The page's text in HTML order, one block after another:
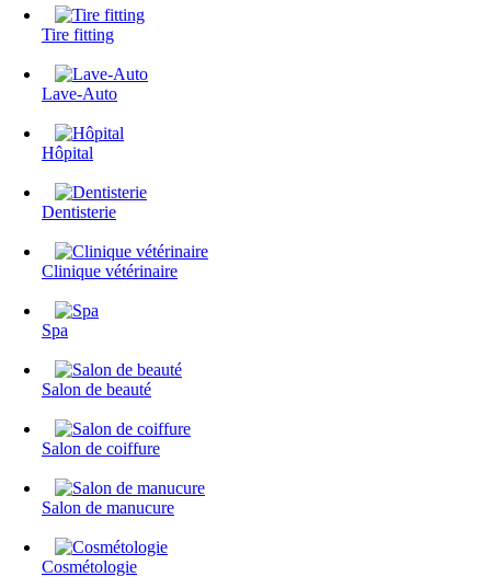
Tire fitting
Lave-Auto
Hôpital
Dentisterie
Clinique vétérinaire
Spa
Salon de beauté
Salon de coiffure
Salon de manucure
Cosmétologie